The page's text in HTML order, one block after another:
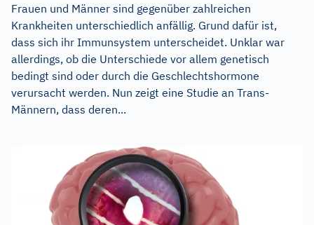
Frauen und Männer sind gegenüber zahlreichen
Krankheiten unterschiedlich anfällig. Grund dafür ist,
dass sich ihr Immunsystem unterscheidet. Unklar war
allerdings, ob die Unterschiede vor allem genetisch
bedingt sind oder durch die Geschlechtshormone
verursacht werden. Nun zeigt eine Studie an Trans-
Männern, dass deren...